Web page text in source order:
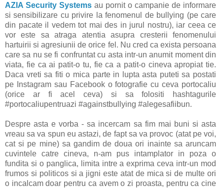
AZIA Security Systems au pornit o campanie de informare
si sensibilizare cu privire la fenomenul de bullying (pe care
din pacate il vedem tot mai des in jurul nostru), iar ceea ce
vor este sa atraga atentia asupra cresterii fenomenului
hartuirii si agresiunii de orice fel. Nu cred ca exista persoana
care sa nu se fi confruntat cu asta intr-un anumit moment din
viata, fie ca ai patit-o tu, fie ca a patit-o cineva apropiat tie.
Daca vreti sa fiti o mica parte in lupta asta puteti sa postati
pe Instagram sau Facebook o fotografie cu ceva portocaliu
(orice ar fi acel ceva) si sa folositi hashtagurile
#portocaliupentruazi #againstbullying #alegesafiibun.
Despre asta e vorba - sa incercam sa fim mai buni si asta
vreau sa va spun eu astazi, de fapt sa va provoc (atat pe voi,
cat si pe mine) sa gandim de doua ori inainte sa aruncam
cuvintele catre cineva, n-am pus intamplator in poza o
fundita si o panglica, limita intre a exprima ceva intr-un mod
frumos si politicos si a jigni este atat de mica si de multe ori
o incalcam doar pentru ca avem o zi proasta, pentru ca cine